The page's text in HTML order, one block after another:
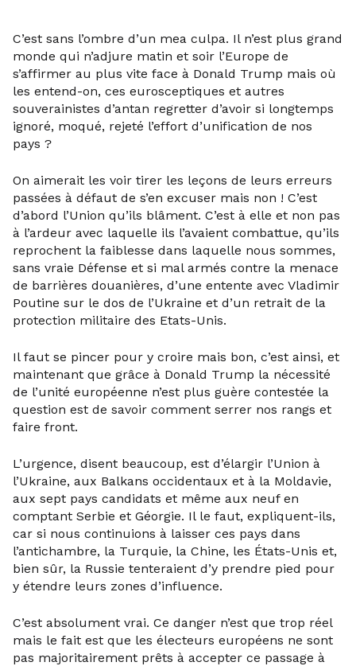
C’est sans l’ombre d’un mea culpa. Il n’est plus grand
monde qui n’adjure matin et soir l’Europe de
s’affirmer au plus vite face à Donald Trump mais où
les entend-on, ces eurosceptiques et autres
souverainistes d’antan regretter d’avoir si longtemps
ignoré, moqué, rejeté l’effort d’unification de nos
pays ?
On aimerait les voir tirer les leçons de leurs erreurs
passées à défaut de s’en excuser mais non ! C’est
d’abord l’Union qu’ils blâment. C’est à elle et non pas
à l’ardeur avec laquelle ils l’avaient combattue, qu’ils
reprochent la faiblesse dans laquelle nous sommes,
sans vraie Défense et si mal armés contre la menace
de barrières douanières, d’une entente avec Vladimir
Poutine sur le dos de l’Ukraine et d’un retrait de la
protection militaire des Etats-Unis.
Il faut se pincer pour y croire mais bon, c’est ainsi, et
maintenant que grâce à Donald Trump la nécessité
de l’unité européenne n’est plus guère contestée la
question est de savoir comment serrer nos rangs et
faire front.
L’urgence, disent beaucoup, est d’élargir l’Union à
l’Ukraine, aux Balkans occidentaux et à la Moldavie,
aux sept pays candidats et même aux neuf en
comptant Serbie et Géorgie. Il le faut, expliquent-ils,
car si nous continuions à laisser ces pays dans
l’antichambre, la Turquie, la Chine, les États-Unis et,
bien sûr, la Russie tenteraient d’y prendre pied pour
y étendre leurs zones d’influence.
C’est absolument vrai. Ce danger n’est que trop réel
mais le fait est que les électeurs européens ne sont
pas majoritairement prêts à accepter ce passage à